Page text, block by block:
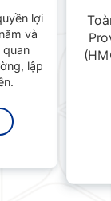
lợi
và
lập